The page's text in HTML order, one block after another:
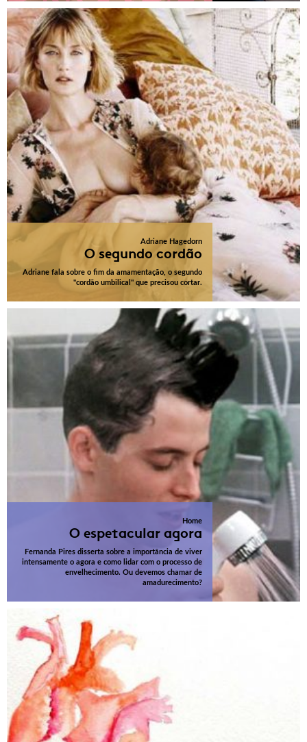
Adriane Hagedorn
O segundo cordão
Adriane fala sobre o fim da amamentação, o segundo
"cordão umbilical" que precisou cortar.
Home
O espetacular agora
Fernanda Pires disserta sobre a importância de viver
intensamente o agora e como lidar com o processo de
envelhecimento. Ou devemos chamar de
amadurecimento?